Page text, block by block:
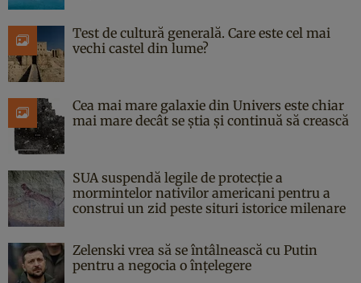
Test de cultură generală. Care este cel mai
vechi castel din lume?
Cea mai mare galaxie din Univers este chiar
mai mare decât se știa și continuă să crească
SUA suspendă legile de protecție a
mormintelor nativilor americani pentru a
construi un zid peste situri istorice milenare
Zelenski vrea să se întâlnească cu Putin
pentru a negocia o înțelegere